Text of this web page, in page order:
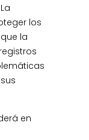
los
la
en